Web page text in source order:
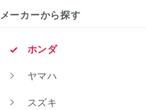
メーカーから探す
ホンダ
ヤマハ
スズキ